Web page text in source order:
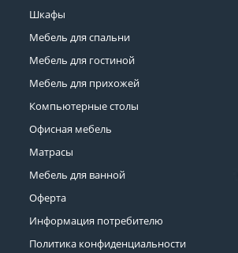
Шкафы
Мебель для спальни
Мебель для гостиной
Мебель для прихожей
Компьютерные столы
Офисная мебель
Матрасы
Мебель для ванной
Оферта
Информация потребителю
Политика конфиденциальности